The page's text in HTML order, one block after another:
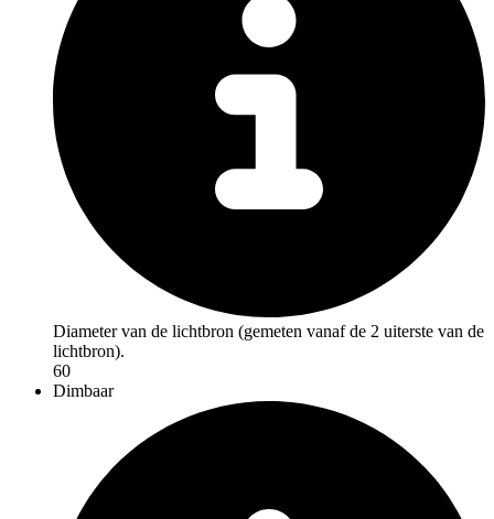
Diameter van de lichtbron (gemeten vanaf de 2 uiterste van de
lichtbron).
60
Dimbaar